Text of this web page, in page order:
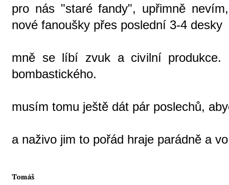
pro nás "staré fandy", upřimně
nové fanoušky přes poslední 3-4 desky
mně se líbí zvuk a civilní produkce.
bombastického.
musím tomu ještě dát pár poslechů,
a naživo jim to pořád hraje parádně a
Tomáš